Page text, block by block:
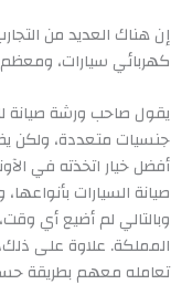
إن هناك العديد من
كهربائي سيارات،
يقول صاحب ورشة صيانة
جنسيات متعددة، ولكن
أفضل خيار اتخذته في
صيانة السيارات
وبالتالي لم أضيع أي
المملكة. علاوة على
تعامله معهم بطريقة